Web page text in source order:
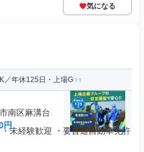
気になる
／年休125日・上場G
南区麻溝台
円
未経験歓迎 ・要普通自動車免許